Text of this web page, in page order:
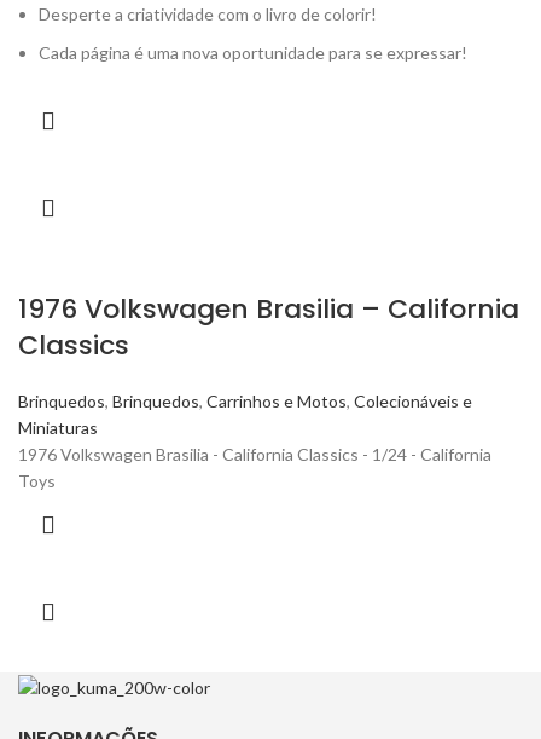
Desperte a criatividade com o livro de colorir!
Cada página é uma nova oportunidade para se expressar!
1976 Volkswagen Brasilia – California
Classics
Brinquedos, Brinquedos, Carrinhos e Motos, Colecionáveis e
Miniaturas
1976 Volkswagen Brasilia - California Classics - 1/24 - California
Toys